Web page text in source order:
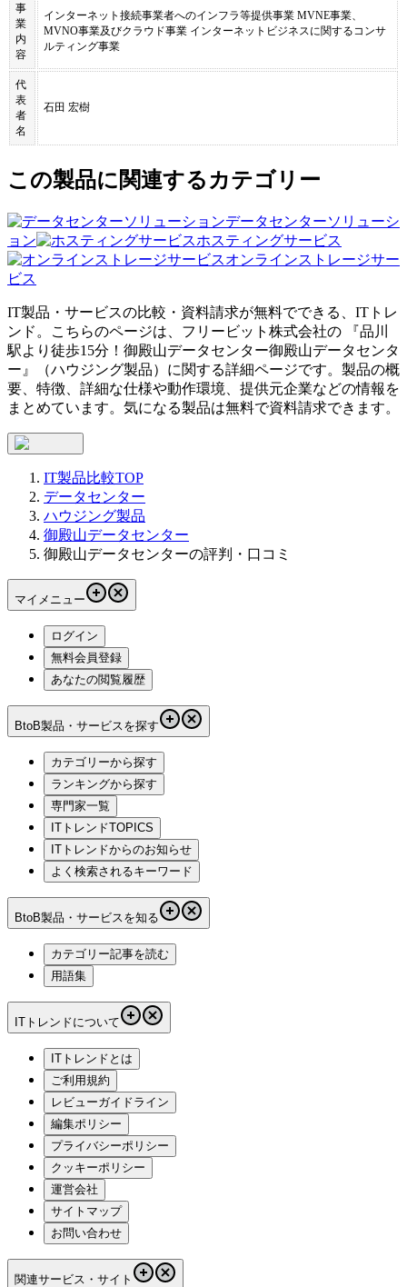
事
業
内
容
インターネット接続事業者へのインフラ等提供事業 MVNE事業、
MVNO事業及びクラウド事業 インターネットビジネスに関するコンサ
ルティング事業
代
表
者
名
石田 宏樹
この製品に関連するカテゴリー
データセンターソリューシ
ョン
ホスティングサービス
オンラインストレージサー
ビス
IT製品・サービスの比較・資料請求が無料でできる、ITトレ
ンド。こちらのページは、 フリービット株式会社の 『品川
駅より徒歩15分！御殿山データセンター御殿山データセンタ
ー 』（ハウジング製品）に関する詳細ページです。製品の概
要、特徴、詳細な仕様や動作環境、提供元企業などの情報を
まとめています。気になる製品は無料で資料請求できます。
IT製品比較TOP
データセンター
ハウジング製品
御殿山データセンター
御殿山データセンターの評判・口コミ
マイメニュー
ログイン
無料会員登録
あなたの閲覧履歴
BtoB製品・サービスを探す
カテゴリーから探す
ランキングから探す
専門家一覧
ITトレンドTOPICS
ITトレンドからのお知らせ
よく検索されるキーワード
BtoB製品・サービスを知る
カテゴリー記事を読む
用語集
ITトレンドについて
ITトレンドとは
ご利用規約
レビューガイドライン
編集ポリシー
プライバシーポリシー
クッキーポリシー
運営会社
サイトマップ
お問い合わせ
関連サービス・サイト